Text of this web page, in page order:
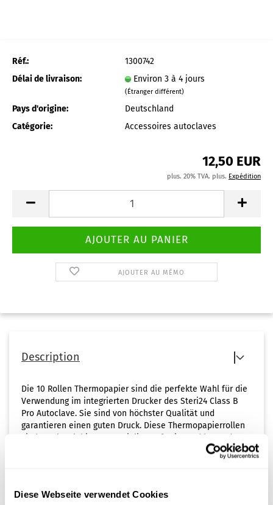
Diese Webseite verwendet Cookies
Réf.:
1300742
Délai de livraison:
Environ 3 à 4 jours
(Étranger différent)
Pays d'origine:
Deutschland
Catégorie:
Accessoires autoclaves
12,50 EUR
plus. 20% TVA. plus. Expédition
AJOUTER AU MÉMO
Description
Die 10 Rollen Thermopapier sind die perfekte Wahl für die
Verwendung im integrierten Drucker des Steri24 Class B
Pro Autoclave. Sie sind von höchster Qualität und
garantieren einen guten Druck. Diese Thermopapierrollen
sind aus langlebigen Materialien gefertigt und besonders
Insgesamt bieten diese 10 Rollen Thermopapier eine